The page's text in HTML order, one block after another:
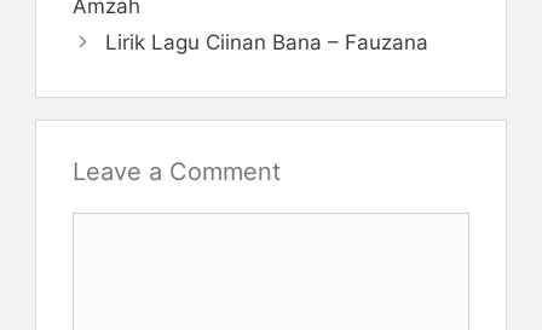
Amzah
Lirik Lagu Ciinan Bana – Fauzana
Leave a Comment